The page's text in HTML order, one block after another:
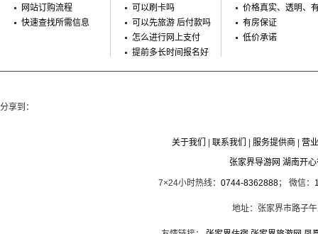
网站订购流程
快速查找所需信息
可以刷卡吗
可以先旅游 后付款吗
怎么进行网上支付
提前多长时间报名好
价格真实、透明、
有房保证
低价承诺
分享到：
关于我们 联系我们 服务提供商
营
张家界导游网 湖南开
7×24小时热线： 0744-8362888； 微信：
地址：张家界市路子